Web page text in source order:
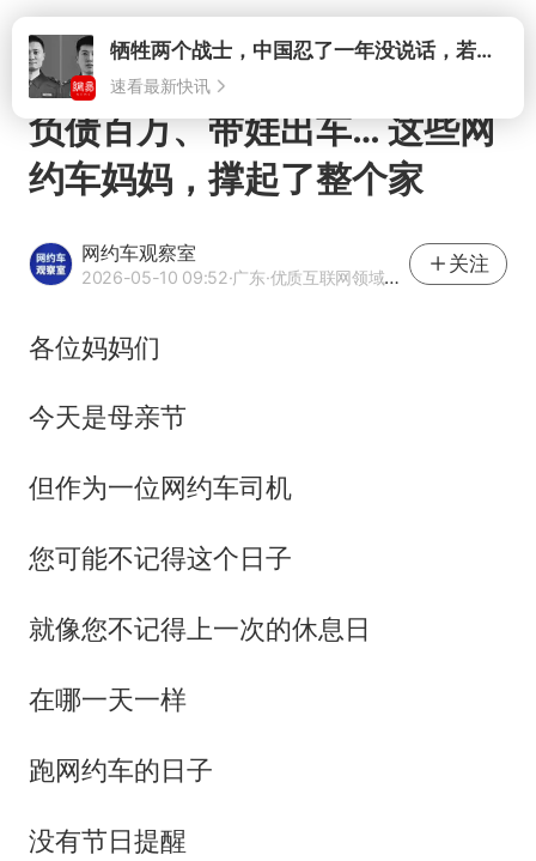
打开
负债百万、带娃出车… 这些网
约车妈妈，撑起了整个家
网约车观察室
2026-05-10 09:52·广东·优质互联网领域创作者
关注
各位妈妈们
今天是母亲节
但作为一位网约车司机
您可能不记得这个日子
就像您不记得上一次的休息日
在哪一天一样
跑网约车的日子
没有节日提醒